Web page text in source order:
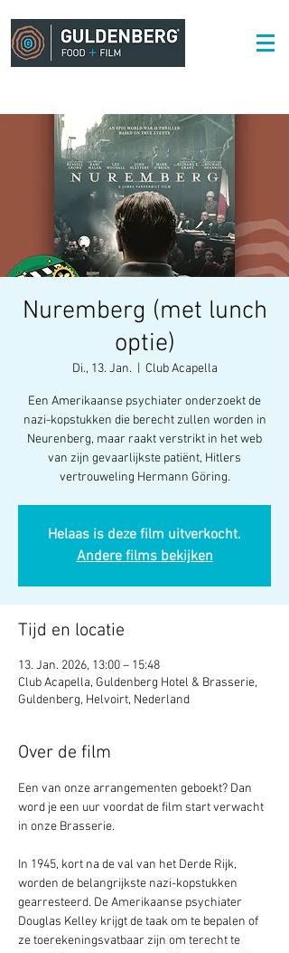
Nuremberg (met lunch
optie)
Di., 13. Jan. Club Acapella
Een Amerikaanse psychiater onderzoekt de
nazi-kopstukken die berecht zullen worden in
Neurenberg, maar raakt verstrikt in het web
van zijn gevaarlijkste patiënt, Hitlers
vertrouweling Hermann Göring.
Helaas is deze film uitverkocht.
Andere films bekijken
Tijd en locatie
13. Jan. 2026, 13:00 – 15:48
Club Acapella, Guldenberg Hotel & Brasserie,
Guldenberg, Helvoirt, Nederland
Over de film
Een van onze arrangementen geboekt? Dan
word je een uur voordat de film start verwacht
in onze Brasserie.
In 1945, kort na de val van het Derde Rijk,
worden de belangrijkste nazi-kopstukken
gearresteerd. De Amerikaanse psychiater
Douglas Kelley krijgt de taak om te bepalen of
ze toerekeningsvatbaar zijn om terecht te